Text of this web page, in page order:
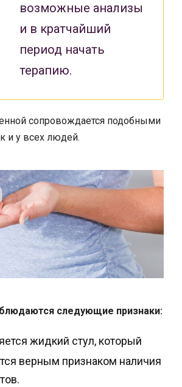
возможные анализы
и в кратчайший
период начать
терапию.
сопровождается подобными
и у всех людей.
следующие признаки:
жидкий стул, который
верным признаком наличия